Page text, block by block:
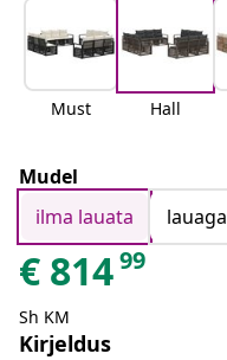
Must Hall
Mudel
ilma lauata
lauaga
€ 81499
Sh KM
Kirjeldus